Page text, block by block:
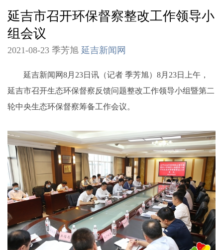
延吉市召开环保督察整改工作领导小
组会议
2021-08-23 季芳旭 延吉新闻网
延吉新闻网8月23日讯（记者 季芳旭）8月23日上午，
延吉市召开生态环保督察反馈问题整改工作领导小组暨第二
轮中央生态环保督察筹备工作会议。